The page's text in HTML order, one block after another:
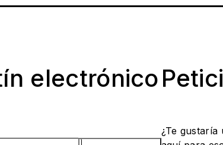
electrónico
¿Te gustaría